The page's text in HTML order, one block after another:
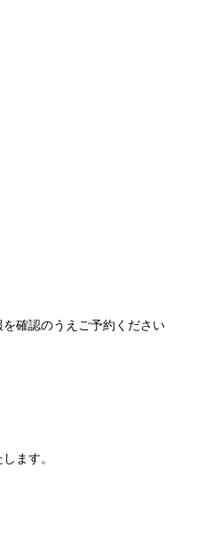
確認のうえご予約ください
ます。